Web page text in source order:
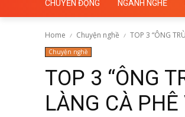
CHUYỂN ĐỘNG NGÀNH NGHỀ
Home Chuyện nghề TOP 3 “ÔNG
Chuyện nghề
TOP 3 “ÔNG
LÀNG CÀ PHÊ